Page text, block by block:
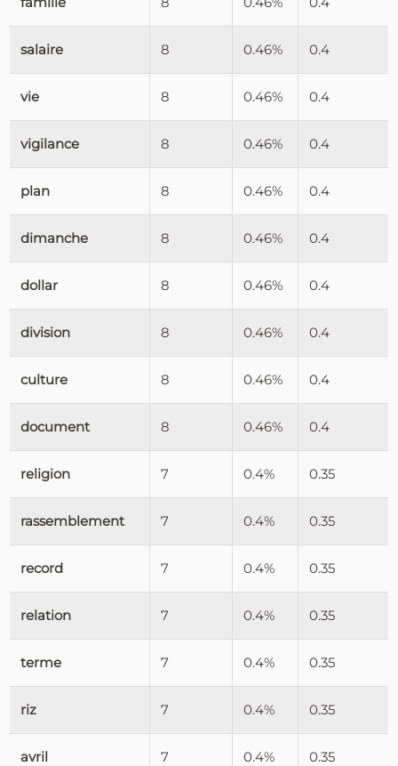
salaire 8 0.46% 0.4
vie 8 0.46% 0.4
vigilance 8 0.46% 0.4
plan 8 0.46% 0.4
dimanche 8 0.46% 0.4
dollar 8 0.46% 0.4
division 8 0.46% 0.4
culture 8 0.46% 0.4
document 8 0.46% 0.4
religion 7 0.4% 0.35
rassemblement 7 0.4% 0.35
record 7 0.4% 0.35
relation 7 0.4% 0.35
terme 7 0.4% 0.35
riz 7 0.4% 0.35
avril 7 0.4% 0.35